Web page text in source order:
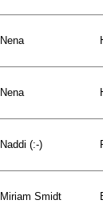
Nena
Nena
Naddi (:-)
Miriam Smidt